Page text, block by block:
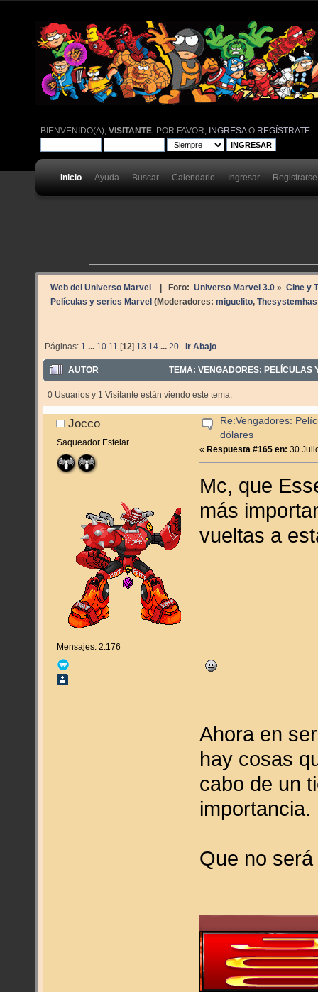
BIENVENIDO(A),VISITANTE . POR FAVOR, INGRESAO REGÍSTRATE
Inicio Ayuda Buscar Calendario Ingresar Registrarse
Web del Universo Marvel | Foro: Universo Marvel 3.0» Cine y
Películas y series Marvel (Moderadores: miguelito,
Páginas: 1 ... 10 11 [12] 13 14 ...20 Ir Abajo
AUTOR TEMA: VENGADORES: PELÍCULAS
0 Usuarios y 1 Visitante están viendo este tema.
Jocco
Saqueador Estelar
Mensajes: 2.176
Re:Vengadores:
dólares
«Respuesta #165 en: 30
Mc, que
más
vueltas a
Ahora en
hay cosas
cabo de un
importancia.
Que no